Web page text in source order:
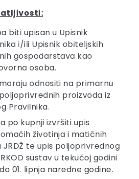
biti upisan u Upisnik
i/ili Upisnik obiteljskih
gospodarstava kao
osoba.
odnositi na primarnu
proizvoda iz
Pravilnika.
po kupnji izvršiti upis
životinja i matičnih
te upis poljoprivrednog
sustav u tekućoj godini
01. lipnja naredne godine.